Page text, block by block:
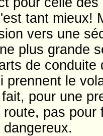
tant mieux!
vers une
plus grande
de
prennent le
pour une
route, pas